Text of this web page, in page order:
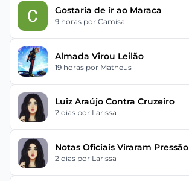
Gostaria de ir ao Maraca
9 horas por Camisa
Almada Virou Leilão
19 horas por Matheus
Luiz Araújo Contra Cruzeiro
2 dias por Larissa
Notas Oficiais Viraram Pressão
2 dias por Larissa